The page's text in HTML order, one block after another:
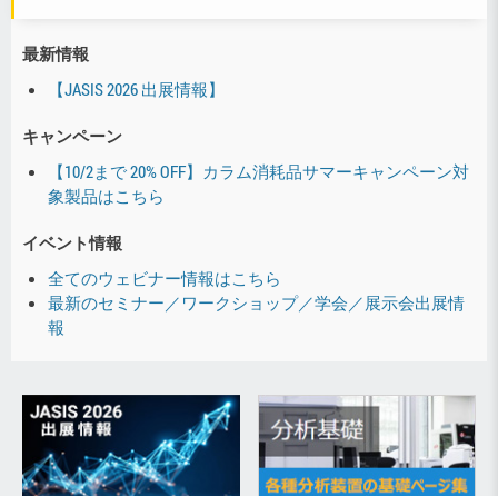
最新情報
【JASIS 2026 出展情報】
キャンペーン
【10/2まで 20% OFF】カラム消耗品サマーキャンペーン対
象製品はこちら
イベント情報
全てのウェビナー情報はこちら
最新のセミナー／ワークショップ／学会／展示会出展情
報